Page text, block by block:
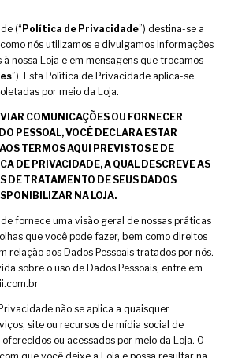
(“ Política de Privacidade”) destina-se a
nós utilizamos e divulgamos informações
nossa Loja e em mensagens que trocamos
”). Esta Política de Privacidade aplica-se
por meio da Loja.
COMUNICAÇÕES OU FORNECER
PESSOAL, VOCÊ DECLARA ESTAR
TERMOS AQUI PREVISTOS E DE
DE PRIVACIDADE, A QUAL DESCREVE AS
DE TRATAMENTO DE SEUS DADOS
NA LOJA.
fornece uma visão geral de nossas práticas
que você pode fazer, bem como direitos
relação aos Dados Pessoais tratados por nós.
sobre o uso de Dados Pessoais, entre em
não se aplica a quaisquer
site ou recursos de mídia social de
ou acessados por meio da Loja. O